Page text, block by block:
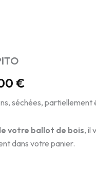
€
séchées,
votre ballot de bois, il
dans votre panier.